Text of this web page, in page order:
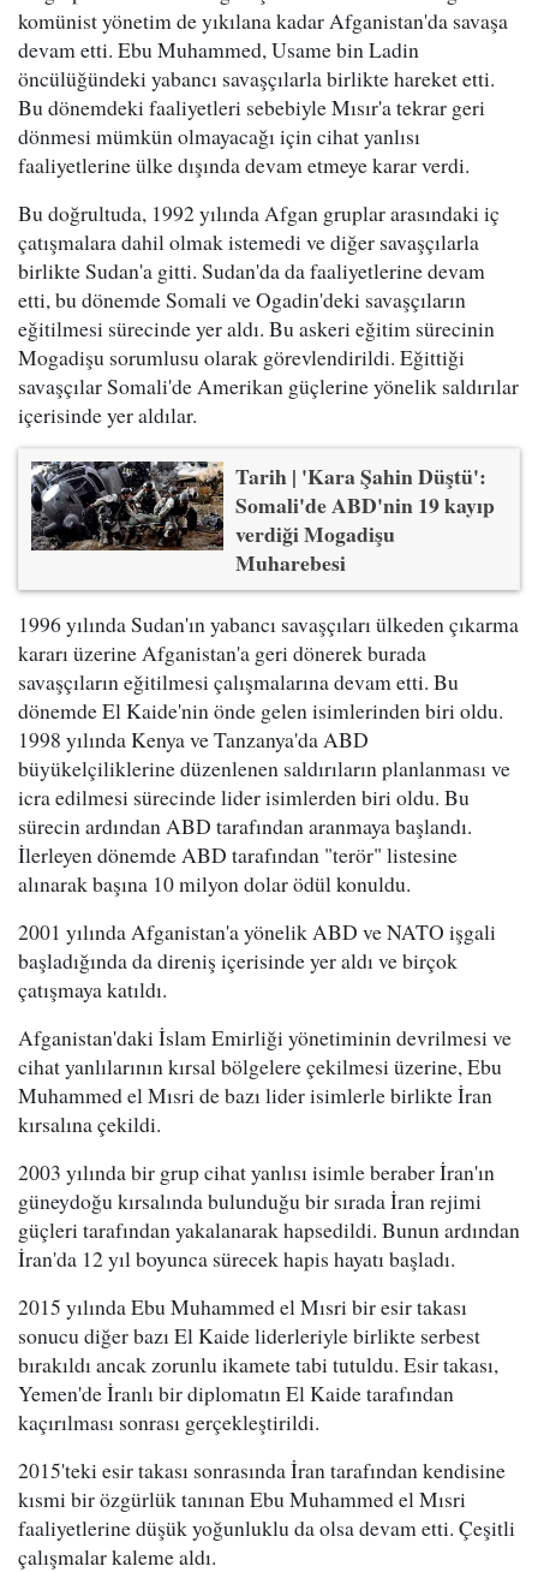
komünist yönetim de yıkılana kadar Afganistan'da savaşa
devam etti. Ebu Muhammed, Usame bin Ladin
öncülüğündeki yabancı savaşçılarla birlikte hareket etti.
Bu dönemdeki faaliyetleri sebebiyle Mısır'a tekrar geri
dönmesi mümkün olmayacağı için cihat yanlısı
faaliyetlerine ülke dışında devam etmeye karar verdi.
Bu doğrultuda, 1992 yılında Afgan gruplar arasındaki iç
çatışmalara dahil olmak istemedi ve diğer savaşçılarla
birlikte Sudan'a gitti. Sudan'da da faaliyetlerine devam
etti, bu dönemde Somali ve Ogadin'deki savaşçıların
eğitilmesi sürecinde yer aldı. Bu askeri eğitim sürecinin
Mogadişu sorumlusu olarak görevlendirildi. Eğittiği
savaşçılar Somali'de Amerikan güçlerine yönelik saldırılar
içerisinde yer aldılar.
Tarih | 'Kara Şahin Düştü':
Somali'de ABD'nin 19 kayıp
verdiği Mogadişu
Muharebesi
1996 yılında Sudan'ın yabancı savaşçıları ülkeden çıkarma
kararı üzerine Afganistan'a geri dönerek burada
savaşçıların eğitilmesi çalışmalarına devam etti. Bu
dönemde El Kaide'nin önde gelen isimlerinden biri oldu.
1998 yılında Kenya ve Tanzanya'da ABD
büyükelçiliklerine düzenlenen saldırıların planlanması ve
icra edilmesi sürecinde lider isimlerden biri oldu. Bu
sürecin ardından ABD tarafından aranmaya başlandı.
İlerleyen dönemde ABD tarafından "terör" listesine
alınarak başına 10 milyon dolar ödül konuldu.
2001 yılında Afganistan'a yönelik ABD ve NATO işgali
başladığında da direniş içerisinde yer aldı ve birçok
çatışmaya katıldı.
Afganistan'daki İslam Emirliği yönetiminin devrilmesi ve
cihat yanlılarının kırsal bölgelere çekilmesi üzerine, Ebu
Muhammed el Mısri de bazı lider isimlerle birlikte İran
kırsalına çekildi.
2003 yılında bir grup cihat yanlısı isimle beraber İran'ın
güneydoğu kırsalında bulunduğu bir sırada İran rejimi
güçleri tarafından yakalanarak hapsedildi. Bunun ardından
İran'da 12 yıl boyunca sürecek hapis hayatı başladı.
2015 yılında Ebu Muhammed el Mısri bir esir takası
sonucu diğer bazı El Kaide liderleriyle birlikte serbest
bırakıldı ancak zorunlu ikamete tabi tutuldu. Esir takası,
Yemen'de İranlı bir diplomatın El Kaide tarafından
kaçırılması sonrası gerçekleştirildi.
2015'teki esir takası sonrasında İran tarafından kendisine
kısmi bir özgürlük tanınan Ebu Muhammed el Mısri
faaliyetlerine düşük yoğunluklu da olsa devam etti. Çeşitli
çalışmalar kaleme aldı.